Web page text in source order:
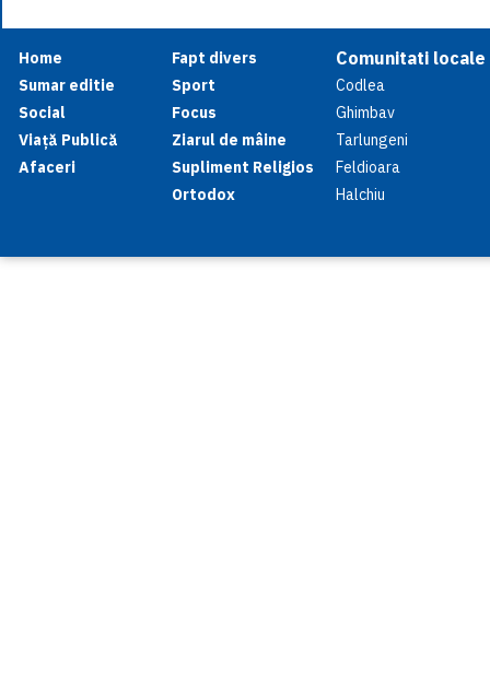
Home
Sumar editie
Social
Viață Publică
Afaceri
Fapt divers
Sport
Focus
Ziarul de mâine
Supliment Religios
Ortodox
Comunitati locale
Codlea
Ghimbav
Tarlungeni
Feldioara
Halchiu